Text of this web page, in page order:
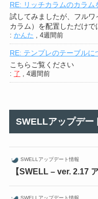
RE: リッチカラムのカラム
試してみましたが、フル
カラム）を配置しただけ
: かんた , 4週間前
RE: テンプレのテーブルに
こちらご覧ください
: 了 , 4週間前
SWELLアップデー
SWELLアップデート情報
【SWELL – ver. 2.17
SWELLアップデート情報